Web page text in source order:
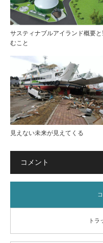
サスティナブルアイランド概要と
むこと
見えない未来が見えてくる
コメント
トラ